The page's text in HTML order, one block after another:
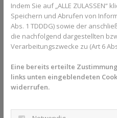
Foto vonSanket
Wann kann
versucht werden?
Indem Sie auf „ALLE ZULASSEN“
Speichern und Abrufen von
Abs. 1 TDDDG) sowie der
die nachfolgend dargestellten
Verarbeitungszwecke zu (Art 6
Eine bereits erteilte
links unten eingeblendeten
widerrufen.